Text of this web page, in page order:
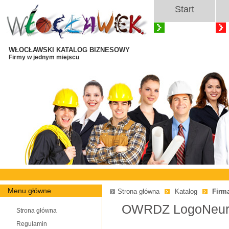
WŁOCŁAWSKI KATALOG BIZNESOWY
Firmy w jednym miejscu
Start
Menu główne
Strona główna
Regulamin
Strona główna Katalog
OWRDZ